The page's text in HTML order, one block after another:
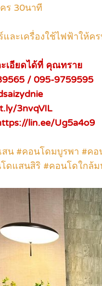
ร 30นาที
และเครื่องใช้ไฟฟ้าให้ค
เอียดได้ที่ คุณทราย
/ 095-9759595
3nvqVIL
lin.ee/Ug5a4o9
น #คอนโดมบูรพา #ค
ดแสนสิริ #คอนโดใกล้ม